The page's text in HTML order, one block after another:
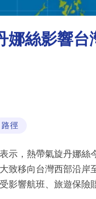
娜絲影響
路徑
示，熱帶氣旋丹娜
致移向台灣西部沿岸
影響航班、旅遊保險